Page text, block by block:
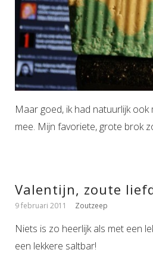
Maar goed, ik had natuurlijk ook
mee. Mijn favoriete, grote brok
Valentijn, zoute
9 februari 2011 Zoutzeep
Niets is zo heerlijk als met een
een lekkere saltbar!